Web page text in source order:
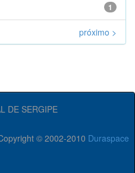
1
próximo >
DE SERGIPE
© 2002-2010 Duraspace